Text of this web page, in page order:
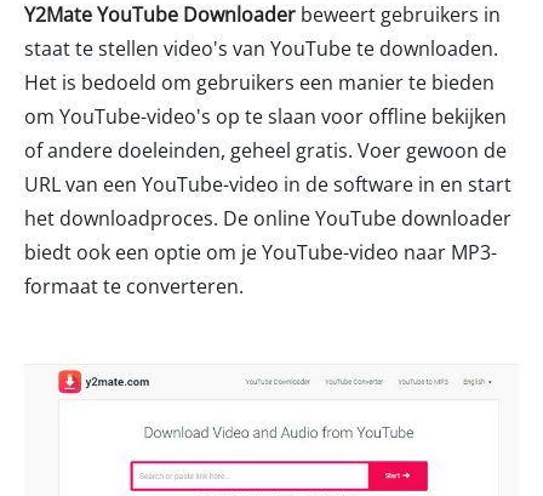
Y2Mate YouTube Downloader beweert gebruikers in
staat te stellen video's van YouTube te downloaden.
Het is bedoeld om gebruikers een manier te bieden
om YouTube-video's op te slaan voor offline bekijken
of andere doeleinden, geheel gratis. Voer gewoon de
URL van een YouTube-video in de software in en start
het downloadproces. De online YouTube downloader
biedt ook een optie om je YouTube-video naar MP3-
formaat te converteren.